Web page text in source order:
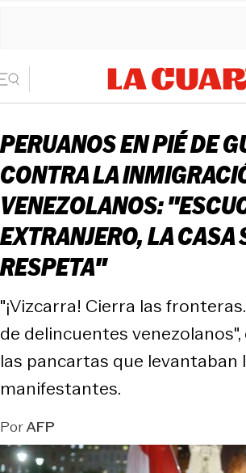
PERUANOS EN PIÉ DE
CONTRA LA
VENEZOLANOS:
EXTRANJERO, LA CASA
RESPETA"
"¡Vizcarra! Cierra las
de delincuentes
las pancartas que levantaban
manifestantes.
PorAFP